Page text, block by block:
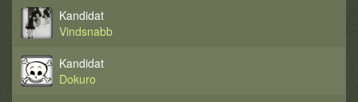
Kandidat
Vindsnabb
Kandidat
Dokuro